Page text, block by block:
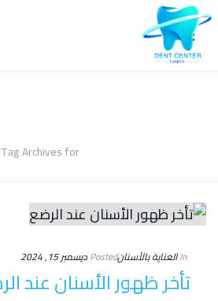
Tag Archives for: "تجاربكم مع تأخر التسنين"
Inالعناية بالأسنانPostedديسمبر 15, 2024
تأخر ظهور الأسنان عند